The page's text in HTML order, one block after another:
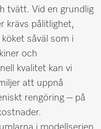
tvätt. Vid en grundlig
krävs pålitlighet,
såväl som i
och
kvalitet kan vi
att uppnå
rengöring – på
i modellserien